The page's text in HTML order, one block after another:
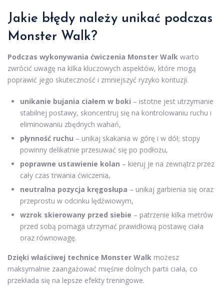
Jakie błędy należy unikać podczas
Monster Walk?
Podczas wykonywania ćwiczenia Monster Walk warto
zwrócić uwagę na kilka kluczowych aspektów, które mogą
poprawić jego skuteczność i zmniejszyć ryzyko kontuzji.
unikanie bujania ciałem w boki – istotne jest utrzymanie
stabilnej postawy, skoncentruj się na kontrolowaniu ruchu i
eliminowaniu zbędnych wahań,
płynność ruchu – unikaj skakania w górę i w dół; stopy
powinny delikatnie przesuwać się po podłożu,
poprawne ustawienie kolan – kieruj je na zewnątrz przez
cały czas trwania ćwiczenia,
neutralna pozycja kręgosłupa – unikaj garbienia się oraz
przeprostu w odcinku lędźwiowym,
wzrok skierowany przed siebie – patrzenie kilka metrów
przed sobą pomaga utrzymać prawidłową postawę ciała
oraz równowagę.
Dzięki właściwej technice Monster Walk możesz
maksymalnie zaangażować mięśnie dolnych partii ciała, co
przekłada się na lepsze efekty treningowe.